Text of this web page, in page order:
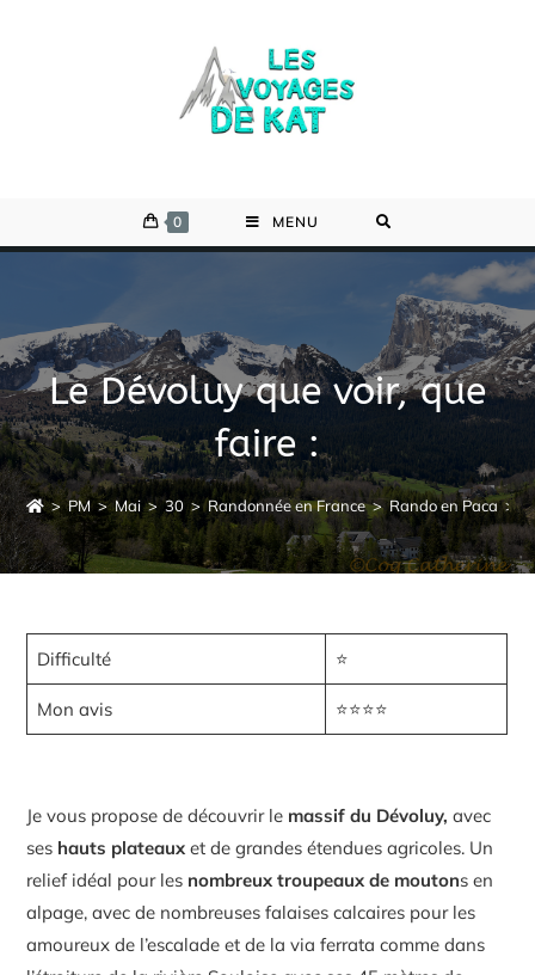
0 MENU
Le Dévoluy que voir, que
faire :
> PM > Mai > 30 > Randonnée en France > Rando en Paca >
Difficulté ⭐
Mon avis ⭐⭐⭐⭐
Je vous propose de découvrir le massif du Dévoluy, avec
ses hauts plateaux et de grandes étendues agricoles. Un
relief idéal pour les nombreux troupeaux de moutons en
alpage, avec de nombreuses falaises calcaires pour les
amoureux de l’escalade et de la via ferrata comme dans